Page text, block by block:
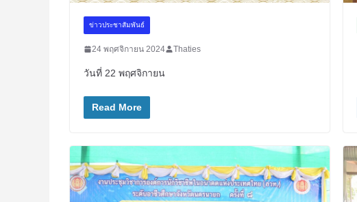
ข่าวประชาสัมพันธ์
24 พฤศจิกายน 2024 Thaties
วันที่ 22 พฤศจิกายน
Read More